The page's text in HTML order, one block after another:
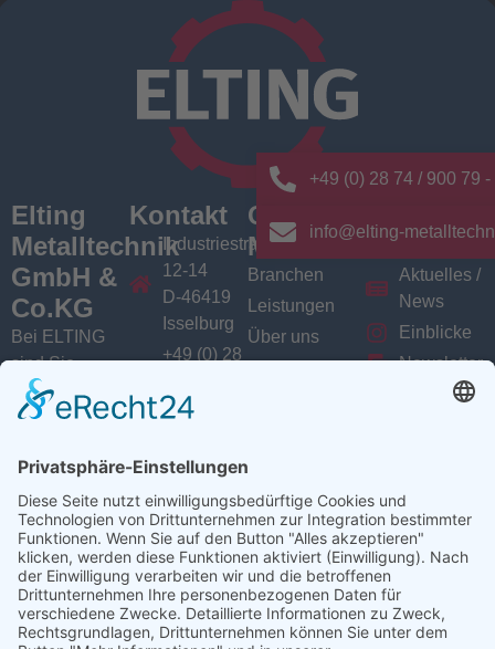
Elting
Metalltechnik
GmbH &
Co.KG
Bei ELTING
sind Sie
richtig, wenn
Sie Fachleute
Profilbearbeitung,
Abkanttechnik,
Schweißtechnik
oder
Baugruppenfertigung
suchen.
Kontakt
Industriestrasse
12-14
D-46419
Isselburg
+49 (0) 28
79 - 0
metalltechnik.de
Quick
Menü
Branchen
Leistungen
Über uns
Aktuelles
Aktuelles /
News
Einblicke
Newsletter
Linkedin
YouTube
+49 (0) 28 74 / 900 79 -
info@elting-